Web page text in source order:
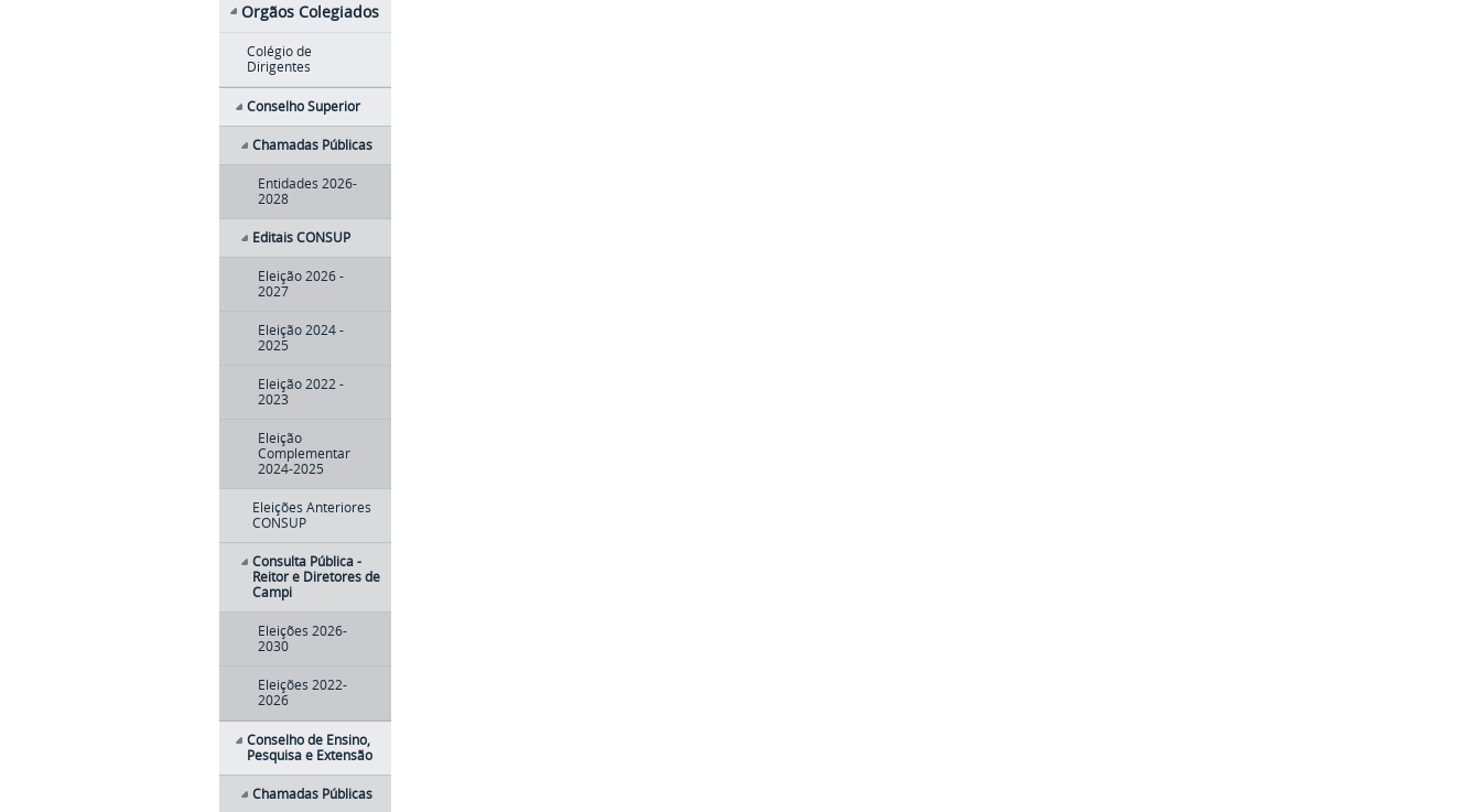
Orgãos Colegiados
Colégio de
Dirigentes
Conselho Superior
Chamadas Públicas
Entidades 2026-
2028
Editais CONSUP
Eleição 2026 -
2027
Eleição 2024 -
2025
Eleição 2022 -
2023
Eleição
Complementar
2024-2025
Eleições Anteriores
CONSUP
Consulta Pública -
Reitor e Diretores de
Campi
Eleições 2026-
2030
Eleições 2022-
2026
Conselho de Ensino,
Pesquisa e Extensão
Chamadas Públicas